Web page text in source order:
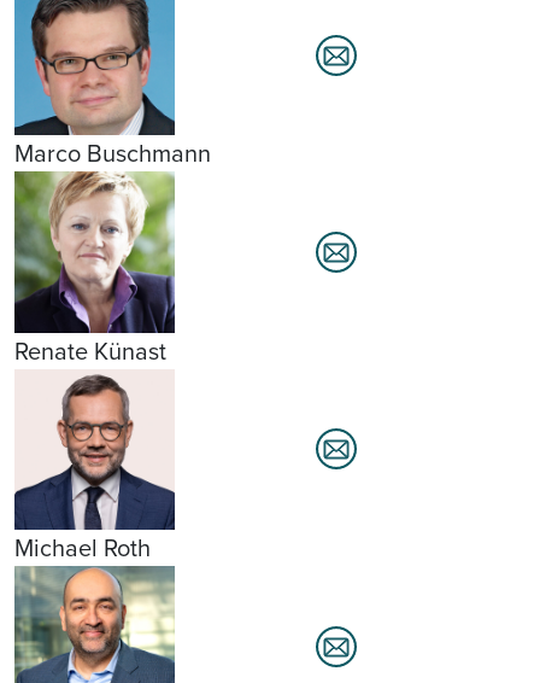
Marco Buschmann
Renate Künast
Michael Roth